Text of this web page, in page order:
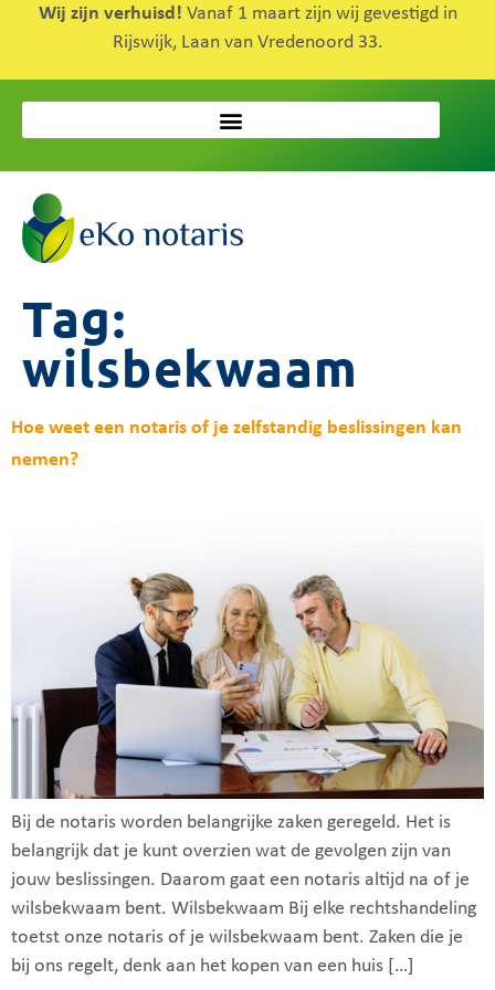
Wij zijn verhuisd! Vanaf 1 maart zijn wij gevestigd in
Rijswijk, Laan van Vredenoord 33.
Tag:
wilsbekwaam
Hoe weet een notaris of je zelfstandig beslissingen kan
nemen?
Bij de notaris worden belangrijke zaken geregeld. Het is
belangrijk dat je kunt overzien wat de gevolgen zijn van
jouw beslissingen. Daarom gaat een notaris altijd na of je
wilsbekwaam bent. Wilsbekwaam Bij elke rechtshandeling
toetst onze notaris of je wilsbekwaam bent. Zaken die je
bij ons regelt, denk aan het kopen van een huis […]